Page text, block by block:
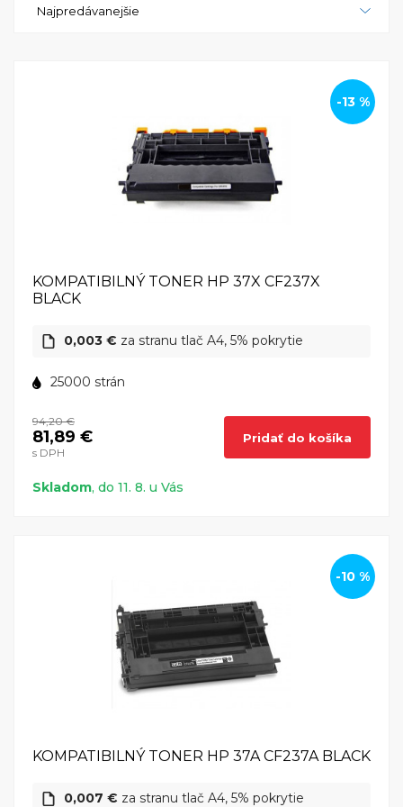
intuitívnym farebným dotykovým displejom je
tlače z mobilných zariadení, čo zvyšuje flexibilitu a
pohodlie pri spracovaní tlačových úloh.HP LaserJet
Enterprise M609x je tlačovým prístrojom, ktorý ide
nad rámec očakávaní v oblasti výkonu, bezpečnosti a
efektivity. Pre firemné prostredie, kde každý detail
záleží, je HP LaserJet Enterprise M609x optimálnou
voľbou pre spoľahlivú a vysoko-výkonnú firemnú
Najpredávanejšie
-13 %
KOMPATIBILNÝ TONER HP 37X CF237X
BLACK
0,003 € za stranu tlač A4, 5% pokrytie
25000 strán
94,20 €
81,89 €
s DPH
Pridať do košíka
Skladom, do 11. 8. u Vás
-10 %
KOMPATIBILNÝ TONER HP 37A CF237A BLACK
0,007 € za stranu tlač A4, 5% pokrytie